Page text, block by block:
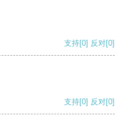
支持[0] 反对[0]
支持[0] 反对[0]